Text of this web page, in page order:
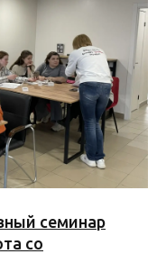
семинар
со